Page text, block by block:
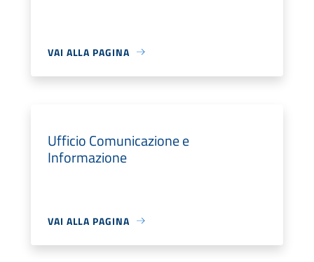
VAI ALLA PAGINA
Ufficio Comunicazione e
Informazione
VAI ALLA PAGINA